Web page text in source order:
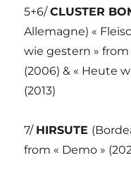
5+6/CLUSTER
Allemagne) «
wie gestern »
(2006) & « Heute
(2013)
7/ HIRSUTE
from « Demo »